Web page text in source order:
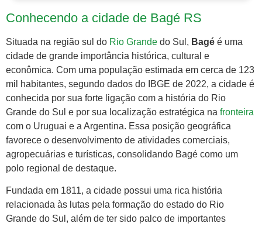
Conhecendo a cidade de Bagé RS
Situada na região sul do Rio Grande do Sul, Bagé é uma
cidade de grande importância histórica, cultural e
econômica. Com uma população estimada em cerca de 123
mil habitantes, segundo dados do IBGE de 2022, a cidade é
conhecida por sua forte ligação com a história do Rio
Grande do Sul e por sua localização estratégica na fronteira
com o Uruguai e a Argentina. Essa posição geográfica
favorece o desenvolvimento de atividades comerciais,
agropecuárias e turísticas, consolidando Bagé como um
polo regional de destaque.
Fundada em 1811, a cidade possui uma rica história
relacionada às lutas pela formação do estado do Rio
Grande do Sul, além de ter sido palco de importantes